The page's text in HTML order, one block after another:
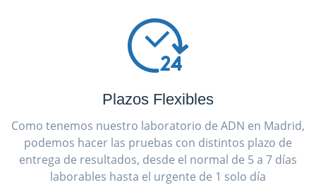
Plazos Flexibles
Como tenemos nuestro laboratorio de ADN en Madrid,
podemos hacer las pruebas con distintos plazo de
entrega de resultados, desde el normal de 5 a 7 días
laborables hasta el urgente de 1 solo día